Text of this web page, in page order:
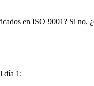
en ISO 9001? Si no,
día 1: